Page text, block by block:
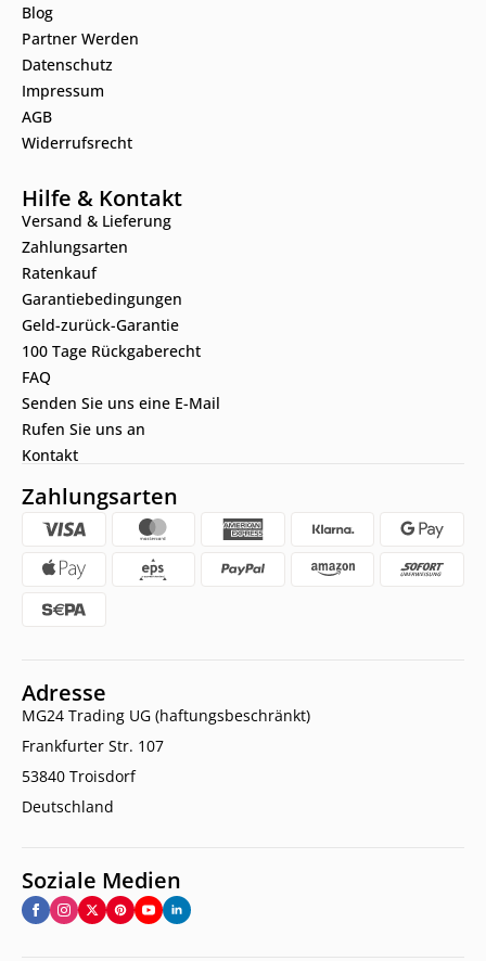
Blog
Partner Werden
Datenschutz
Impressum
AGB
Widerrufsrecht
Hilfe & Kontakt
Versand & Lieferung
Zahlungsarten
Ratenkauf
Garantiebedingungen
Geld-zurück-Garantie
100 Tage Rückgaberecht
FAQ
Senden Sie uns eine E-Mail
Rufen Sie uns an
Kontakt
Zahlungsarten
Adresse
MG24 Trading UG (haftungsbeschränkt)
Frankfurter Str. 107
53840 Troisdorf
Deutschland
Soziale Medien